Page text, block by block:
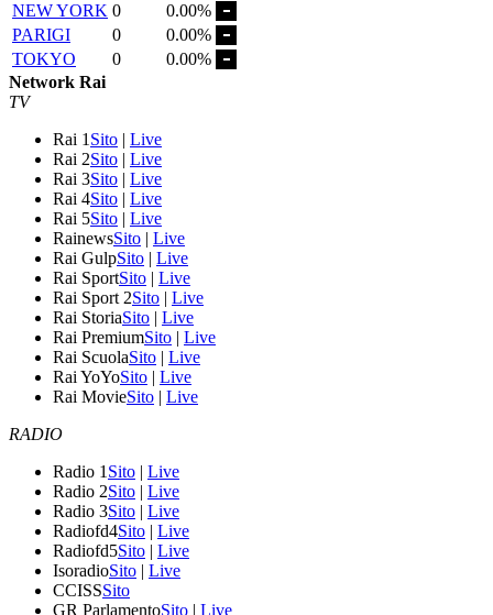
NEW YORK 0
0.00%
PARIGI
0
0.00%
TOKYO
0
0.00%
Network Rai
TV
Rai 1 Sito | Live
Rai 2Sito | Live
Rai 3Sito | Live
Rai 4Sito | Live
Rai 5Sito | Live
RainewsSito | Live
Rai GulpSito | Live
Rai SportSito | Live
Rai Sport 2Sito | Live
Rai StoriaSito | Live
Rai PremiumSito | Live
Rai ScuolaSito | Live
Rai YoYoSito | Live
Rai MovieSito | Live
RADIO
Radio 1 Sito | Live
Radio 2Sito | Live
Radio 3Sito | Live
Radiofd4Sito | Live
Radiofd5Sito | Live
IsoradioSito | Live
CCISSSito
GR ParlamentoSito | Live